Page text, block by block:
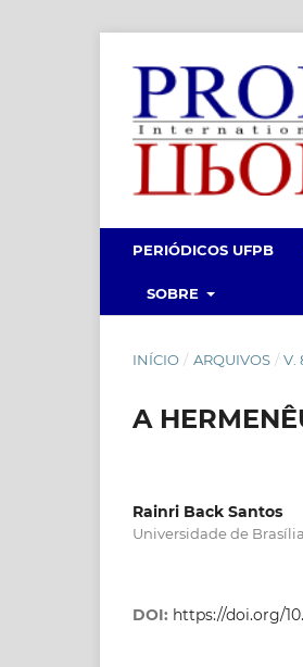
PERIÓDICOS UFPB
SOBRE
INÍCIO / ARQUIVOS / V.
A
Rainri Back Santos
Universidade de Brasília
DOI: https://doi.org/